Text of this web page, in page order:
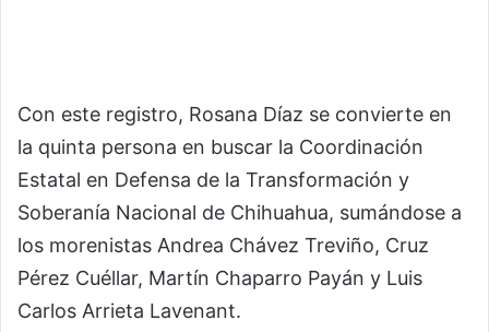
Con este registro, Rosana Díaz se convierte en
la quinta persona en buscar la Coordinación
Estatal en Defensa de la Transformación y
Soberanía Nacional de Chihuahua, sumándose a
los morenistas Andrea Chávez Treviño, Cruz
Pérez Cuéllar, Martín Chaparro Payán y Luis
Carlos Arrieta Lavenant.